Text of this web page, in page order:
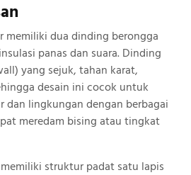
memiliki dua dinding berongga
panas dan suara. Dinding
yang sejuk, tahan karat,
desain ini cocok untuk
dan lingkungan dengan berbagai
meredam bising atau tingkat
struktur padat satu lapis